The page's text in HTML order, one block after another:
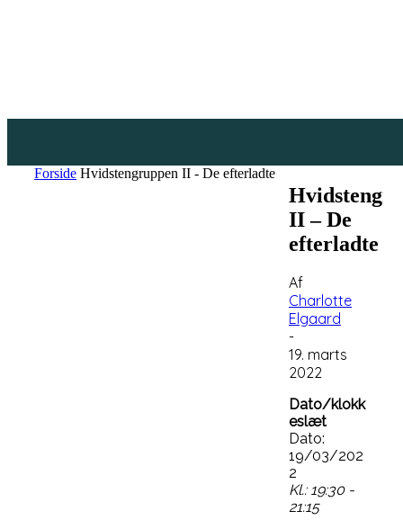
Forside Hvidstengruppen II - De efterladte
II – De
efterladte
Af
Charlotte
Elgaard
-
19. marts
2022
Dato/klokk
eslæt
Dato:
19/03/202
2
Kl.: 19:30 -
21:15